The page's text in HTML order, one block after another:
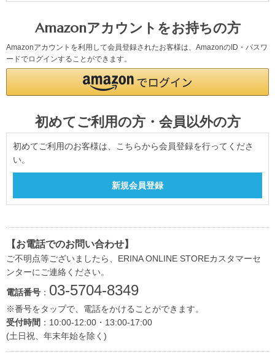
Amazonアカウントをお持ちの方
Amazonアカウントを利用して会員登録されたお客様は、AmazonのID・パスワ
ードでログインすることができます。
初めてご利用の方・会員以外の方
初めてご利用のお客様は、こちらから会員登録を行ってくださ
い。
【お電話でのお問い合わせ】
ご不明点等ございましたら、ERINA ONLINE STOREカスタマーセ
ンターにご連絡ください。
電話番号 ： 03-5704-8349
※番号をタップで、電話をかけることができます。
受付時間 ：10:00-12:00・13:00-17:00
(土日祝、年末年始を除く)